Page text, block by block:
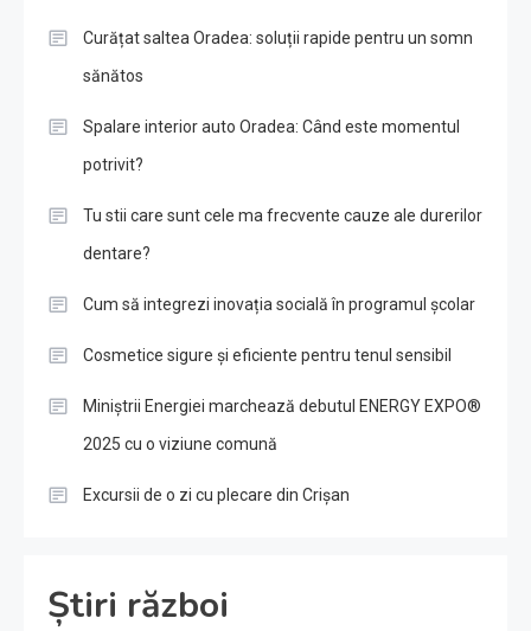
Curățat saltea Oradea: soluții rapide pentru un somn
sănătos
Spalare interior auto Oradea: Când este momentul
potrivit?
Tu stii care sunt cele ma frecvente cauze ale durerilor
dentare?
Cum să integrezi inovația socială în programul școlar
Cosmetice sigure și eficiente pentru tenul sensibil
Miniștrii Energiei marchează debutul ENERGY EXPO®
2025 cu o viziune comună
Excursii de o zi cu plecare din Crișan
Știri război